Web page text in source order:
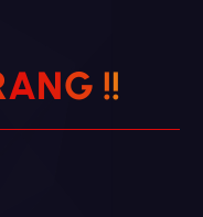
ANG !!